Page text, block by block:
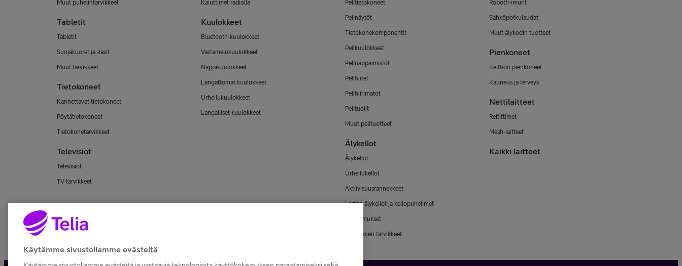
Muut puhelintarvikkeet
Tabletit
Tabletit
Suojakuoret ja -lasit
Muut tarvikkeet
Tietokoneet
Kannettavat tietokoneet
Pöytätietokoneet
Tietokonetarvikkeet
Televisiot
Televisiot
TV-tarvikkeet
Kaiuttimet radiolla
Kuulokkeet
Bluetooth-kuulokkeet
Vastamelukuulokkeet
Nappikuulokkeet
Langattomat kuulokkeet
Urheilukuulokkeet
Langalliset kuulokkeet
Pelitietokoneet
Pelinäytöt
Tietokonekomponentit
Pelikuulokkeet
Pelinäppäimistöt
Pelihiiret
Pelihiirimatot
Pelituolit
Muut pelituotteet
Älykellot
Älykellot
Urheilukellot
Aktiivisuusrannekkeet
Lasten älykellot ja kellopuhelimet
Älysormukset
Älykellojen tarvikkeet
Robotti-imurit
Sähköpotkulaudat
Muut älykodin tuotteet
Pienkoneet
Keittiön pienkoneet
Kauneus ja terveys
Nettilaitteet
Reitittimet
Mesh-laitteet
Kaikki laitteet
Käytämme sivustollamme evästeitä